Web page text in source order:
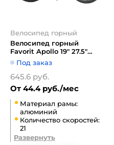
Велосипед горный
Велосипед горный
Favorit Apollo 19" 27.5"
APL27MD19BK-AL
(черный)
Под заказ
645.6 руб.
От 44.4 руб./мес
Материал рамы:
алюминий
Количество скоростей:
21
Развернуть